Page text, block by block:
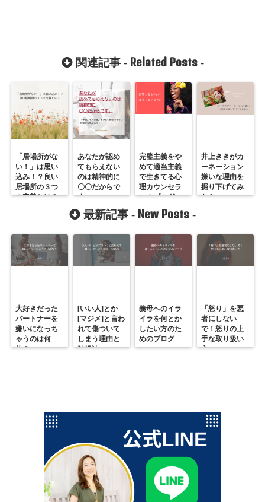
関連記事 - Related Posts-
「居場所がな
い！」は思い
込み！？良い
居場所の３つ
の定義とは？
あなたが認め
てもらえない
のは精神的に
〇〇だからで
す。
完璧主義をや
めて適当主義
で生きてる心
理カウンセラ
ーのブログ
井上ききがカ
ーネーション
嫌いな理由を
掘り下げてみ
たら…
最新記事 - New Posts -
大好きだった
パートナーを
嫌いになっち
ゃうのは何
故？
[いい人]とか
[マジメ]と言わ
れて傷ついて
しまう理由と
対処法
義母へのイラ
イラを何とか
したい方のた
めのブログ
「怒り」を悪
者にしない
で！怒りの上
手な取り扱い
方